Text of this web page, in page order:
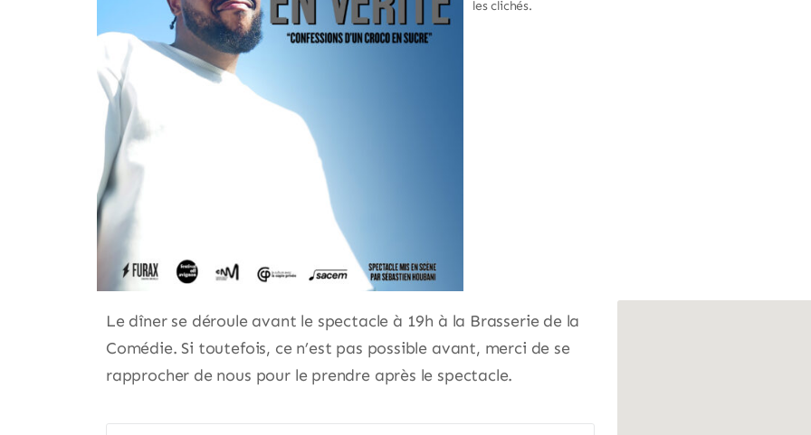
les clichés.
Le dîner se déroule avant le spectacle à 19h à la Brasserie de la
Comédie. Si toutefois, ce n’est pas possible avant, merci de se
rapprocher de nous pour le prendre après le spectacle.